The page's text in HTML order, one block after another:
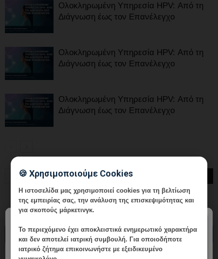
Ολοκληρωμένη Υπηρεσία HPV: Από τη
Διάγνωση έως τον Επανέλεγχο
Ολοκληρωμένη Υπηρεσία HPV: Από τη
Διάγνωση έως τον Επανέλεγχο
Ολοκληρωμένη Υπηρεσία HPV: Από τη
Διάγνωση έως τον Επανέλεγχο
ΔΙΑΒΑΣΤΕ ΤΑ ΠΡΟΣΦΑΤΑ ΑΡΘΡΑ
🍪 Χρησιμοποιούμε Cookies
Η ιστοσελίδα μας χρησιμοποιεί cookies για τη βελτίωση
της εμπειρίας σας, την ανάλυση της επισκεψιμότητας και
για σκοπούς μάρκετινγκ.
Το περιεχόμενο έχειαποκλειστικά ενημερωτικό χαρακτήρα
και δεν αποτελεί ιατρική συμβουλή. Για οποιοδήποτε
ιατρικό ζήτημα επικοινωνήστε με εξειδικευμένο